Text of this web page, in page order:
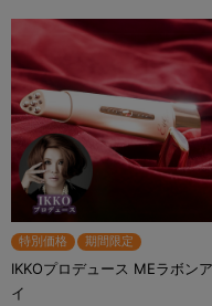
特別価格 期間限定
IKKOプロデュース MEラボンア
イ